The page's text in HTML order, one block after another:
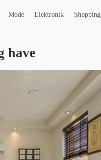
Mode Elektronik Shopping
have